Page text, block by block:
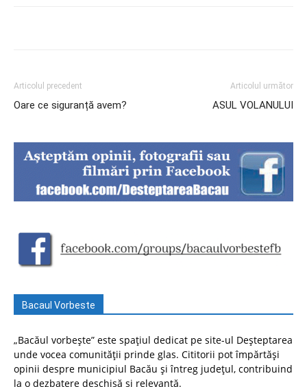
Articolul precedent
Oare ce siguranță avem?
Articolul următor
ASUL VOLANULUI
Bacaul Vorbeste
„Bacăul vorbește” este spațiul dedicat pe site-ul Deșteptarea
unde vocea comunității prinde glas. Cititorii pot împărtăși
opinii despre municipiul Bacău și întreg județul, contribuind
la o dezbatere deschisă și relevantă.